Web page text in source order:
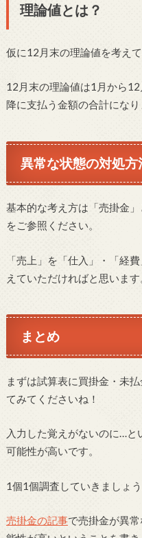
理論値とは？
仮に12月末の理論値を考え
12月末の理論値は1月から
降に支払う金額の合計になり
異常な状態の対処方
基本的な考え方は「売掛金
をご参照ください。
「売上」を「仕入」・「経
えていただければと思います
まとめ
まずは試算表に買掛金・未
てみてくださいね！
入力した覚えがないのに…と
可能性が高いです。
1個1個調査していきましょう
売掛金の記事で売掛金が異